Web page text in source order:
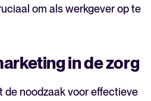
om als werkgever op te
in de zorg
de noodzaak voor effectieve